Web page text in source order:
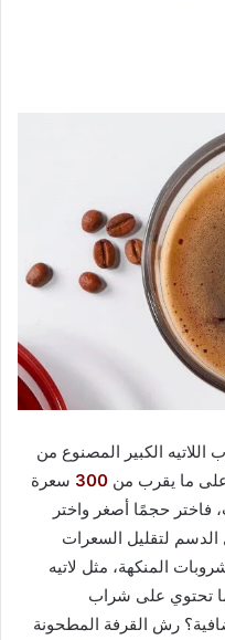
اللاتيه الكبير المصنوع من
ما يقرب من 300 سعرة
فاختر حجمًا أصغر واختر
لتقليل السعرات
المنكهة، مثل لاتيه
ما تحتوي على شراب
رش القرفة المطحونة